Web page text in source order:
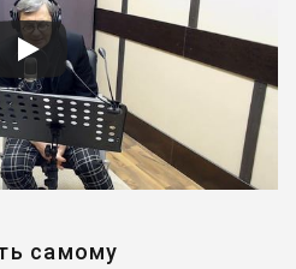
самому